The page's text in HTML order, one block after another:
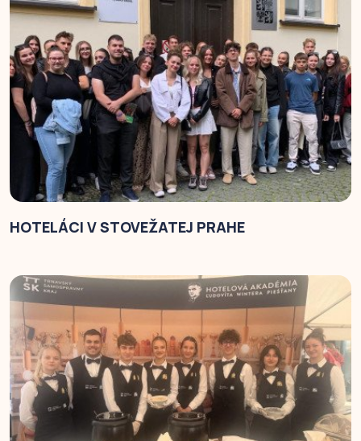
HOTELÁCI V STOVEŽATEJ PRAHE